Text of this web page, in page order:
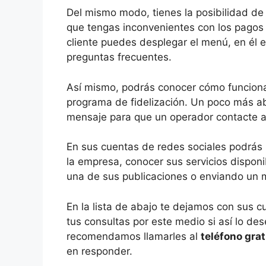
Del mismo modo, tienes la posibilidad
que tengas inconvenientes con los
cliente puedes desplegar el menú, en él
preguntas frecuentes.
Así mismo, podrás conocer cómo
programa de fidelización. Un poco más
mensaje para que un operador contacte
En sus cuentas de redes sociales
la empresa, conocer sus servicios
una de sus publicaciones o enviando un
En la lista de abajo te dejamos con sus
tus consultas por este medio si así lo
recomendamos llamarles al teléfono
en responder.